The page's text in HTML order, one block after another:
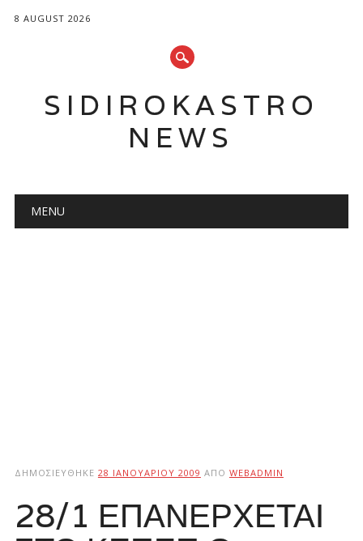
8 AUGUST 2026
SIDIROKASTRO
NEWS
Main menu
MENU
ΔΗΜΟΣΙΕΎΘΗΚΕ 28 ΙΑΝΟΥΑΡΊΟΥ 2009 ΑΠΌ WEBADMIN
28/1 ΕΠΑΝΕΡΧΕΤΑΙ